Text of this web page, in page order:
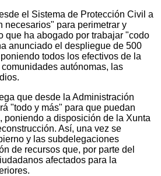
el Sistema de Protección Civil a
necesarios" para perimetrar y
que ha abogado por trabajar "codo
anunciado el despliegue de 500
todos los efectivos de la
autónomas, las
que desde la Administración
"todo y más" para que puedan
poniendo a disposición de la Xunta
Así, una vez se
y las subdelegaciones
de recursos que, por parte del
afectados para la